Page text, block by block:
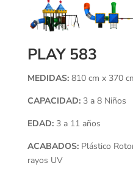
PLAY 583
MEDIDAS:810 cm x 370
CAPACIDAD:3 a 8 Niños
EDAD: 3 a 11 años
ACABADOS: Plástico
rayos UV